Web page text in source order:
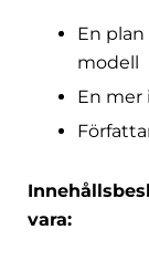
En
modell
En mer
vara: